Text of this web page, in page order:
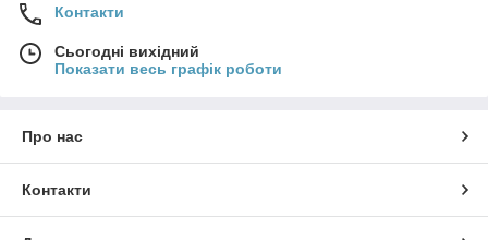
Контакти
Сьогодні вихідний
Показати весь графік роботи
Про нас
Контакти